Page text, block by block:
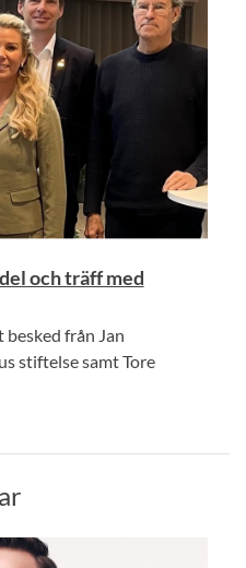
och träff med
från Jan
stiftelse samt Tore